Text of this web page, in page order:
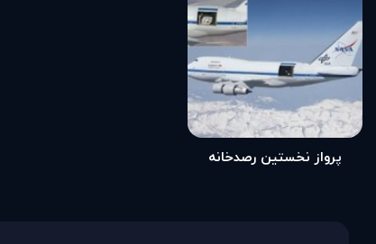
پرواز نخستین رصدخانه